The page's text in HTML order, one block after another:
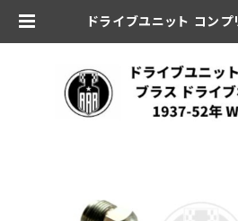
ドライブユニット コンプ